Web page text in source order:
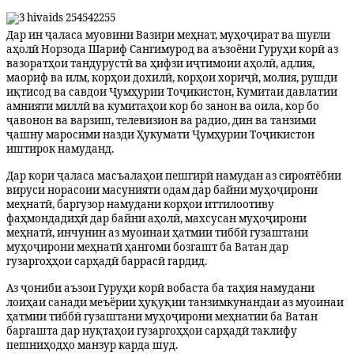
Дар ин ҷаласа муовини Вазири меҳнат, муҳоҷират ва шуғли
аҳолӣ Норзода Шариф Сангимурод ва аъзоёни Гуруҳи корӣ аз
вазоратҳои тандурустӣ ва ҳифзи иҷтимоии аҳолӣ, адлия,
маориф ва илм, корҳои дохилӣ, корҳои хориҷӣ, молия, рушди
иқтисод ва савдои Ҷумҳурии Тоҷикистон, Кумитаи давлатии
амнияти миллӣ ва кумитаҳои кор бо занон ва оила, кор бо
ҷавонон ва варзиш, телевизион ва радио, дин ва танзими
ҷашну маросими назди Ҳукумати Ҷумҳурии Тоҷикистон
иштирок намуданд.
Дар кори ҷаласа масъалаҳои пешгирӣ намудан аз сироятёбии
вируси норасоии масунияти одам дар байни муҳоҷирони
меҳнатӣ, баргузор намудани корҳои иттилоотиву
фаҳмондадиҳӣ дар байни аҳолӣ, махсусан муҳоҷирони
меҳнатӣ, инчунин аз муоинаи ҳатмии тиббӣ гузаштани
муҳоҷирони меҳнатӣ ҳангоми бозгашт ба Ватан дар
гузаргоҳҳои сарҳадӣ баррасӣ гардид.
Аз ҷониби аъзои Гуруҳи корӣ вобаста ба таҳия намудани
лоиҳаи санади меъёрии ҳуқуқии танзимкунандаи аз муоинаи
ҳатмии тиббӣ гузаштани муҳоҷирони меҳнатии ба Ватан
баргашта дар нуқтаҳои гузаргоҳҳои сарҳадӣ таклифу
пешниҳодҳо манзур карда шуд.